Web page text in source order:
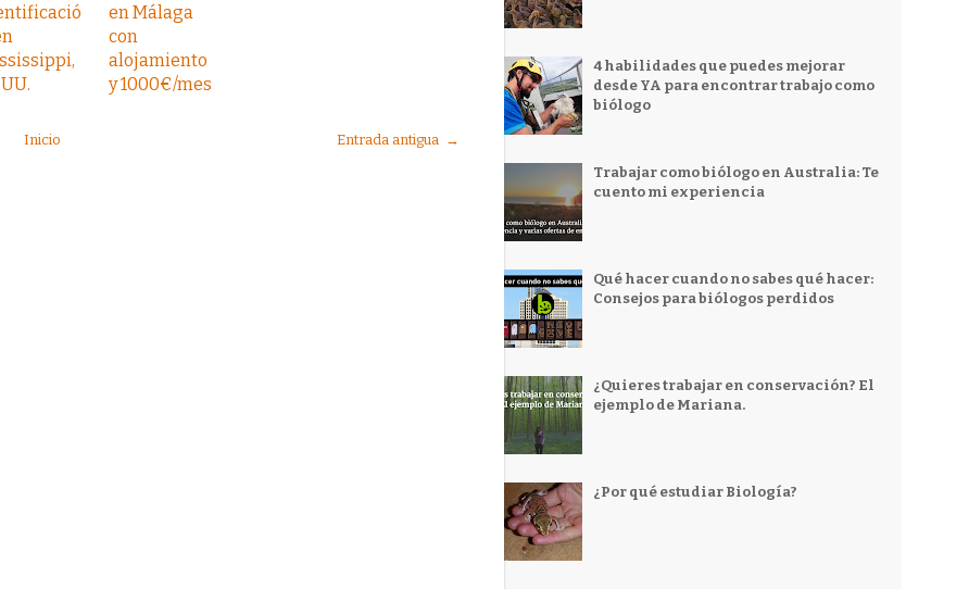
en Málaga
con
alojamiento
y 1000€/mes
Entrada antigua →
Inicio
4 habilidades que puedes mejorar
desde YA para encontrar trabajo como
biólogo
Trabajar como biólogo en Australia: Te
cuento mi experiencia
Qué hacer cuando no sabes qué hacer:
Consejos para biólogos perdidos
¿Quieres trabajar en conservación? El
ejemplo de Mariana.
¿Por qué estudiar Biología?